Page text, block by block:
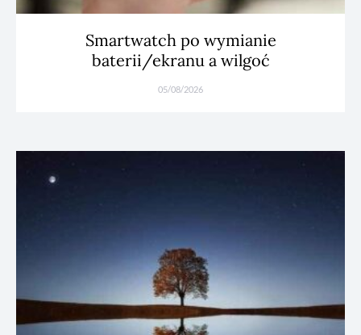
Smartwatch po wymianie
baterii/ekranu a wilgoć
05/08/2026